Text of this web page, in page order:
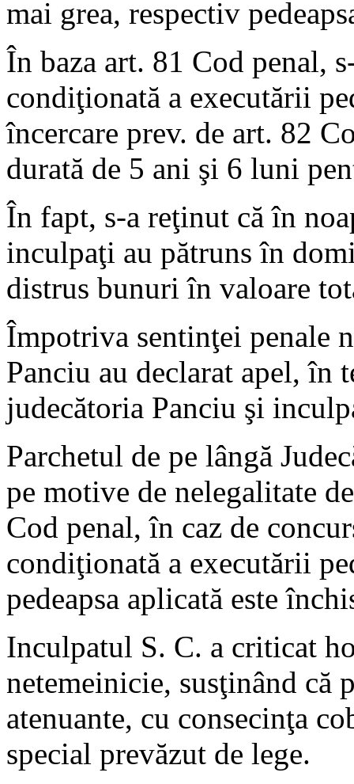
mai grea, respectiv
În baza art. 81 Cod penal,
condiţionată a executării
încercare prev. de art. 82
durată de 5 ani şi 6 luni
În fapt, s-a reţinut că în
inculpaţi au pătruns în
distrus bunuri în valoare
Împotriva sentinţei penale
Panciu au declarat apel, în
judecătoria Panciu şi
Parchetul de pe lângă
pe motive de nelegalitate
Cod penal, în caz de
condiţionată a executării
pedeapsa aplicată este
Inculpatul S. C. a criticat
netemeinicie, susţinând că
atenuante, cu consecinţa
special prevăzut de lege.